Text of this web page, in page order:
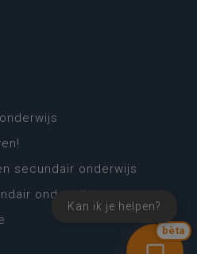
bèta
Kan ik je helpen?
secundair onderwijs
onderwijs